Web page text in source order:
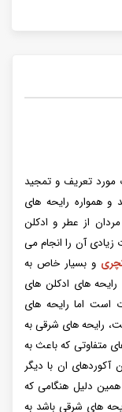
تعریف و تمجید
و همواره رایحه های
از عطر و ادکلن
آن را انجام می
و بسیار خاص به
های ادکلن های
است اما رایحه های
رایحه های شرقی به
متفاوتی که باعث به
ان با دیگر
دلیل هنگامی که
های شرقی باشد به